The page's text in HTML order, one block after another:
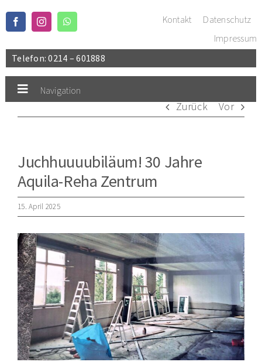
Inhalt
Kontakt
Datenschutz
Impressum
Telefon: 0214 – 601888
Toggle
Reha-Sport & Med. Training
Physiotherapie
Über uns
Navigation
Zurück Vor
Juchhuuuubiläum! 30 Jahre
Aquila-Reha Zentrum
15. April 2025
Zeige
grösseres
Bild